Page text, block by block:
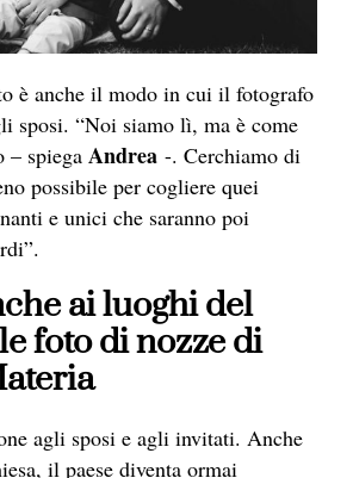
è anche il modo in cui il fotografo
sposi. “Noi siamo lì, ma è come
– spiega Andrea -. Cerchiamo di
possibile per cogliere quei
e unici che saranno poi
ai luoghi del
foto di nozze di
agli sposi e agli invitati. Anche
il paese diventa ormai